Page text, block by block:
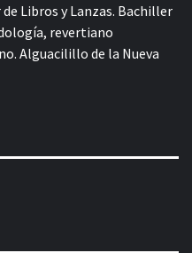
Libros y Lanzas. Bachiller
revertiano
Alguacilillo de la Nueva